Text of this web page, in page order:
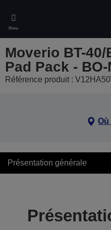
main
content
Menu
Moverio BT-40/
Pad Pack - BO-
Référence produit :
Où
Présentation générale